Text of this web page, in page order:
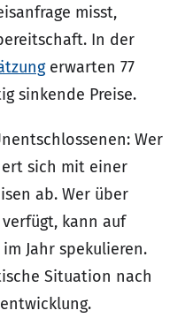
misst,
In der
erwarten 77
sinkende Preise.
Wer
sich mit einer
ab. Wer über
kann auf
Jahr spekulieren.
Situation nach